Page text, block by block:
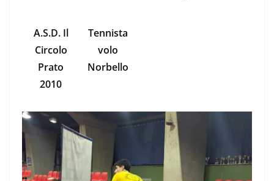
A.S.D. Il
Circolo
Prato
2010
Tennista
volo
Norbello